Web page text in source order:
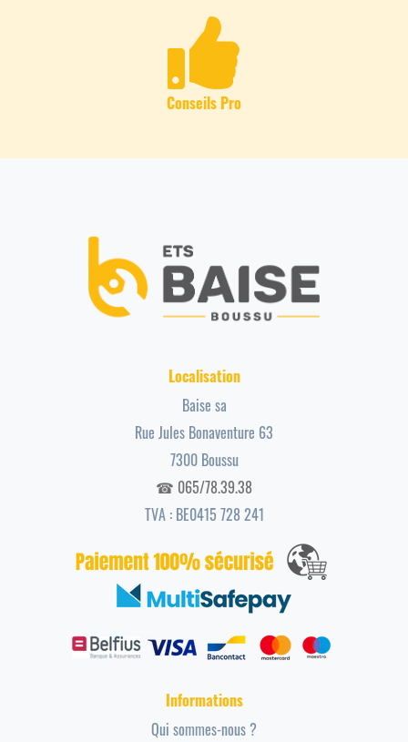
Conseils Pro
Localisation
Baise sa
Rue Jules Bonaventure 63
7300 Boussu
☎ 065/78.39.38
TVA : BE0415 728 241
Informations
Qui sommes-nous ?